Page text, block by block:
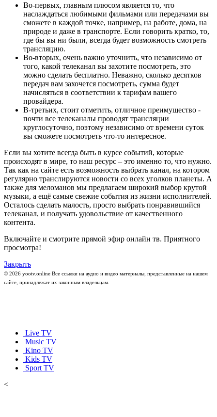
Во-первых, главным плюсом является то, что
наслаждаться любимыми фильмами или передачами вы
сможете в каждой точке, например, на работе, дома, на
природе и даже в транспорте. Если говорить кратко, то,
где бы вы ни были, всегда будет возможность смотреть
трансляцию.
Во-вторых, очень важно уточнить, что независимо от
того, какой телеканал вы захотите посмотреть, это
можно сделать бесплатно. Неважно, сколько десятков
передач вам захочется посмотреть, сумма будет
начисляться в соответствии к тарифам вашего
провайдера.
В-третьих, стоит отметить, отличное преимущество -
почти все телеканалы проводят трансляции
круглосуточно, поэтому независимо от времени суток
вы сможете посмотреть что-то интересное.
Если вы хотите всегда быть в курсе событий, которые
происходят в мире, то наш ресурс – это именно то, что нужно.
Так как на сайте есть возможность выбрать канал, на котором
регулярно транслируются новости со всех уголков планеты. А
также для меломанов мы предлагаем широкий выбор крутой
музыки, а ещё самые свежие события из жизни исполнителей.
Осталось сделать малость, просто выбрать понравившийся
телеканал, и получать удовольствие от качественного
контента.
Включайте и смотрите прямой эфир онлайн тв. Приятного
просмотра!
Закрыть
© 2026 yootv.online Все ссылки на аудио и видео материалы, представленные на нашем
сайте, принадлежат их законным владельцам.
Live TV
Music TV
Kino TV
Kids TV
Sport TV
<